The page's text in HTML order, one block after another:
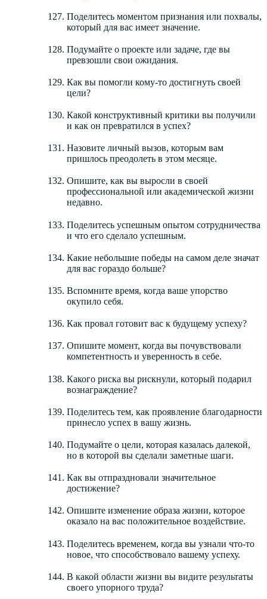
Поделитесь моментом признания или похвалы,
который для вас имеет значение.
Подумайте о проекте или задаче, где вы
превзошли свои ожидания.
Как вы помогли кому-то достигнуть своей
цели?
Какой конструктивный критики вы получили
и как он превратился в успех?
Назовите личный вызов, которым вам
пришлось преодолеть в этом месяце.
Опишите, как вы выросли в своей
профессиональной или академической жизни
недавно.
Поделитесь успешным опытом сотрудничества
и что его сделало успешным.
Какие небольшие победы на самом деле значат
для вас гораздо больше?
Вспомните время, когда ваше упорство
окупило себя.
Как провал готовит вас к будущему успеху?
Опишите момент, когда вы почувствовали
компетентность и уверенность в себе.
Какого риска вы рискнули, который подарил
вознаграждение?
Поделитесь тем, как проявление благодарности
принесло успех в вашу жизнь.
Подумайте о цели, которая казалась далекой,
но в которой вы сделали заметные шаги.
Как вы отпраздновали значительное
достижение?
Опишите изменение образа жизни, которое
оказало на вас положительное воздействие.
Поделитесь временем, когда вы узнали что-то
новое, что способствовало вашему успеху.
В какой области жизни вы видите результаты
своего упорного труда?